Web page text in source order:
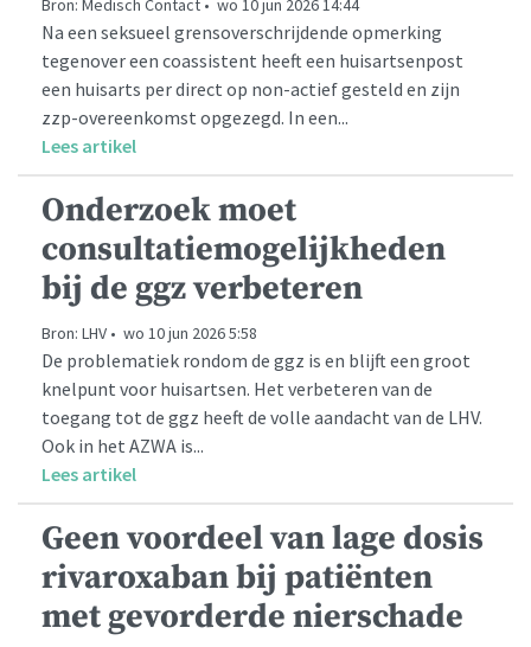
Bron: Medisch Contact • wo 10 jun 2026 14:44
Na een seksueel grensoverschrijdende opmerking
tegenover een coassistent heeft een huisartsenpost
een huisarts per direct op non-actief gesteld en zijn
zzp-overeenkomst opgezegd. In een...
Lees artikel
Onderzoek moet
consultatiemogelijkheden
bij de ggz verbeteren
Bron: LHV • wo 10 jun 2026 5:58
De problematiek rondom de ggz is en blijft een groot
knelpunt voor huisartsen. Het verbeteren van de
toegang tot de ggz heeft de volle aandacht van de LHV.
Ook in het AZWA is...
Lees artikel
Geen voordeel van lage dosis
rivaroxaban bij patiënten
met gevorderde nierschade